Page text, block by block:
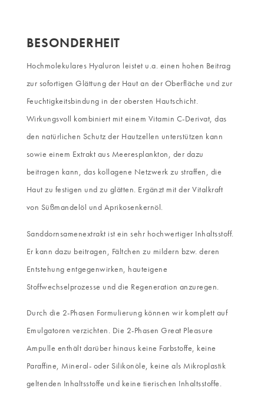
BESONDERHEIT
Hochmolekulares Hyaluron leistet u.a. einen hohen Beitrag
zur sofortigen Glättung der Haut an der Oberfläche und zur
Feuchtigkeitsbindung in der obersten Hautschicht.
Wirkungsvoll kombiniert mit einem Vitamin C-Derivat, das
den natürlichen Schutz der Hautzellen unterstützen kann
sowie einem Extrakt aus Meeresplankton, der dazu
beitragen kann, das kollagene Netzwerk zu straffen, die
Haut zu festigen und zu glätten. Ergänzt mit der Vitalkraft
von Süßmandelöl und Aprikosenkernöl.
Sanddornsamenextrakt ist ein sehr hochwertiger Inhaltsstoff.
Er kann dazu beitragen, Fältchen zu mildern bzw. deren
Entstehung entgegenwirken, hauteigene
Stoffwechselprozesse und die Regeneration anzuregen.
Durch die 2-Phasen Formulierung können wir komplett auf
Emulgatoren verzichten. Die 2-Phasen Great Pleasure
Ampulle enthält darüber hinaus keine Farbstoffe, keine
Paraffine, Mineral- oder Silikonöle, keine als Mikroplastik
geltenden Inhaltsstoffe und keine tierischen Inhaltsstoffe.